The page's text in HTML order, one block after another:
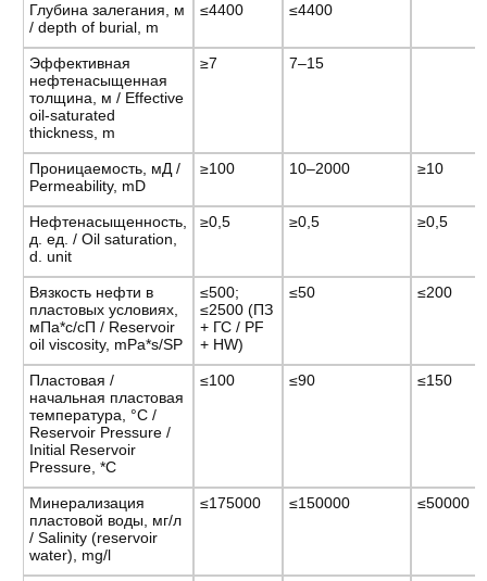
Глубина залегания, м
/ depth of burial, m
≤4400 ≤4400
Эффективная
нефтенасыщенная
толщина, м / Effective
oil-saturated
thickness, m
≥7 7–15
Проницаемость, мД /
Permeability, mD
≥100 10–2000 ≥10
Нефтенасыщенность,
д. ед. / Oil saturation,
d. unit
≥0,5 ≥0,5 ≥0,5
Вязкость нефти в
пластовых условиях,
мПа*с/сП / Reservoir
oil viscosity, mPa*s/SP
≤500;
≤2500 (ПЗ
+ ГС / PF
+ HW)
≤50 ≤200
Пластовая /
начальная пластовая
температура, °С /
Reservoir Pressure /
Initial Reservoir
Pressure, *C
≤100 ≤90 ≤150
Минерализация
пластовой воды, мг/л
/ Salinity (reservoir
water), mg/l
≤175000 ≤150000 ≤50000